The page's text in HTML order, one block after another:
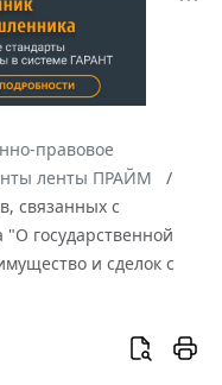
правовое
ленты ПРАЙМ
связанных с
государственной
и сделок с